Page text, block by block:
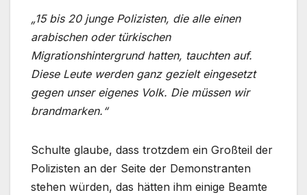
„15 bis 20 junge Polizisten, die alle einen
arabischen oder türkischen
Migrationshintergrund hatten, tauchten auf.
Diese Leute werden ganz gezielt eingesetzt
gegen unser eigenes Volk. Die müssen wir
brandmarken.“
Schulte glaube, dass trotzdem ein Großteil der
Polizisten an der Seite der Demonstranten
stehen würden, das hätten ihm einige Beamte